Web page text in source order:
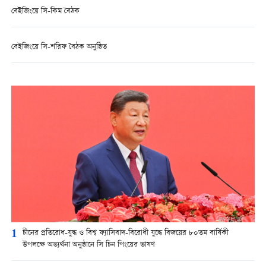
বেইজিংয়ে সি-কিম বৈঠক
বেইজিংয়ে সি-শরিফ বৈঠক অনুষ্ঠিত
1 চীনের প্রতিরোধ-যুদ্ধ ও বিশ্ব ফ্যাসিবাদ-বিরোধী যুদ্ধে বিজয়ের ৮০তম বার্ষিকী
উপলক্ষে অভ্যর্থনা অনুষ্ঠানে সি চিন পিংয়ের ভাষণ